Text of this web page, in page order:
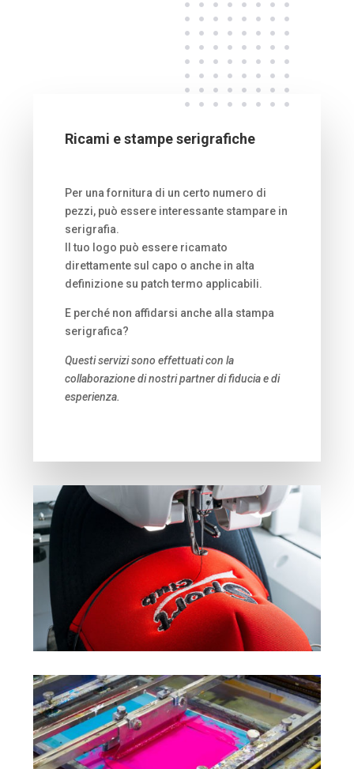
Ricami e stampe serigrafiche
serigrafia.
Il tuo logo può essere ricamato
direttamente sul capo o anche in alta
definizione su patch termo applicabili.
E perché non affidarsi anche alla stampa
Questi servizi sono effettuati con la
esperienza.